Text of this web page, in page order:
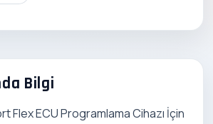
Bilgi
Flex ECU Programlama Cihazı İçin